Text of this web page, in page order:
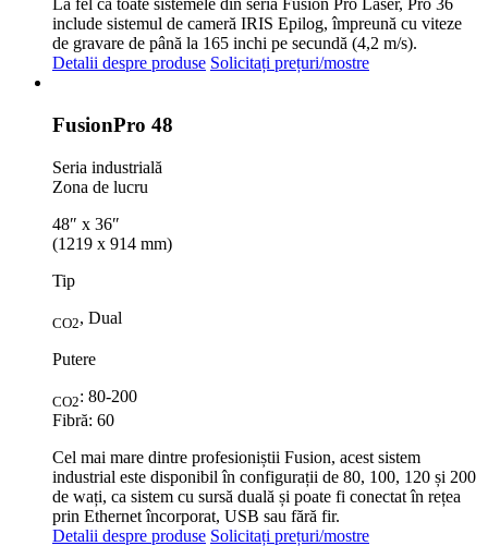
La fel ca toate sistemele din seria Fusion Pro Laser, Pro 36
include sistemul de cameră IRIS Epilog, împreună cu viteze
de gravare de până la 165 inchi pe secundă (4,2 m/s).
Detalii despre produse Solicitați prețuri/mostre
FusionPro 48
Seria industrială
Zona de lucru
48″ x 36″
(1219 x 914 mm)
Tip
CO2, Dual
Putere
CO2: 80-200
Fibră: 60
Cel mai mare dintre profesioniștii Fusion, acest sistem
industrial este disponibil în configurații de 80, 100, 120 și 200
de wați, ca sistem cu sursă duală și poate fi conectat în rețea
prin Ethernet încorporat, USB sau fără fir.
Detalii despre produse Solicitați prețuri/mostre